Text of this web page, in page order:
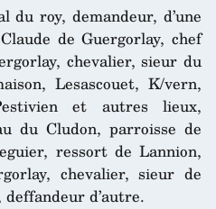
roy, demandeur, d’une
de Guergorlay, chef
chevalier, sieur du
Lesascouet, K/vern,
et autres lieux,
du Cludon, parroisse de
ressort de Lannion,
chevalier, sieur de
d’autre.